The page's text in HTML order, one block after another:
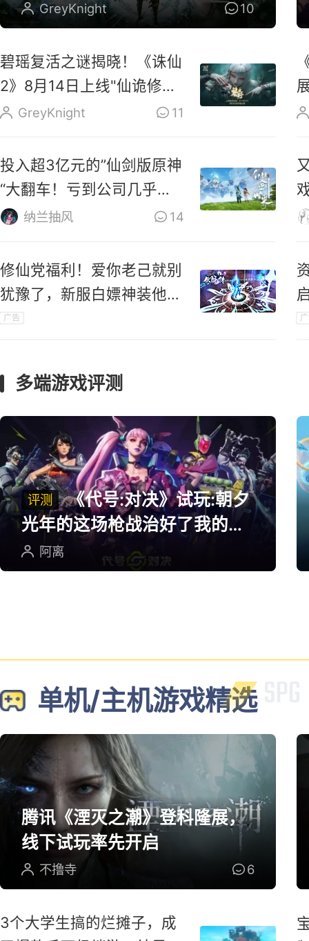
GreyKnight 10
碧瑶复活之谜揭晓！《诛仙
2》8月14日上线"仙诡修真
版"GreyKnight 11
投入超3亿元的”仙剑版原神
“大翻车！亏到公司几乎破
产！纳兰抽风 14
修仙党福利！爱你老己就别
犹豫了，新服白嫖神装他不
香吗？
广告
多端游戏评测
评测
《代号:对决》试玩:朝夕
光年的这场枪战治好了我的低
血压
阿离
单机/主机游戏精选
腾讯《湮灭之潮》登科隆展，
线下试玩率先开启
不撸寺 6
3个大学生搞的烂摊子，成